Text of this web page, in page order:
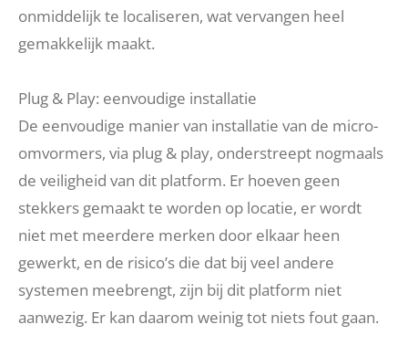
onmiddelijk te localiseren, wat vervangen heel
gemakkelijk maakt.
Plug & Play: eenvoudige installatie
De eenvoudige manier van installatie van de micro-
omvormers, via plug & play, onderstreept nogmaals
de veiligheid van dit platform. Er hoeven geen
stekkers gemaakt te worden op locatie, er wordt
niet met meerdere merken door elkaar heen
gewerkt, en de risico’s die dat bij veel andere
systemen meebrengt, zijn bij dit platform niet
aanwezig. Er kan daarom weinig tot niets fout gaan.